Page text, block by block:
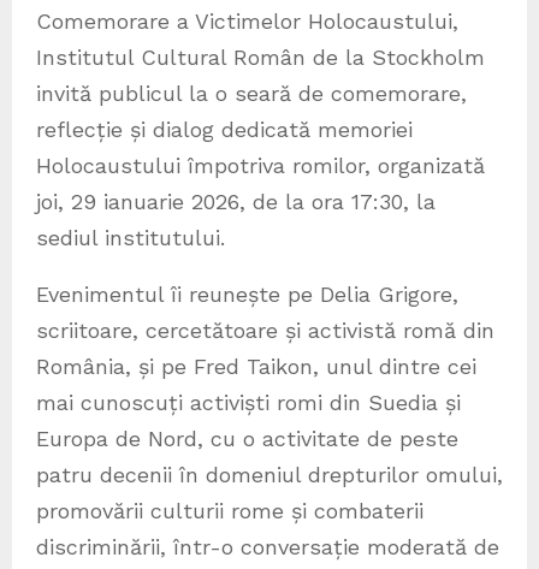
Comemorare a Victimelor Holocaustului,
Institutul Cultural Român de la Stockholm
invită publicul la o seară de comemorare,
reflecție și dialog dedicată memoriei
Holocaustului împotriva romilor, organizată
joi, 29 ianuarie 2026, de la ora 17:30, la
sediul institutului.
Evenimentul îi reunește pe Delia Grigore,
scriitoare, cercetătoare și activistă romă din
România, și pe Fred Taikon, unul dintre cei
mai cunoscuți activiști romi din Suedia și
Europa de Nord, cu o activitate de peste
patru decenii în domeniul drepturilor omului,
promovării culturii rome și combaterii
discriminării, într-o conversație moderată de